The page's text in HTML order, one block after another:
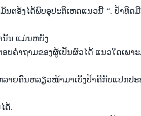
ນຕອ້ງໄດ້ພົບອຸປະຕິເຫດແນວນີ້ “. ປ້າທິດມີ
ນັ້ນ ແມ່ນຫຍັງ
ອບຄຳຖາມຂອງຜູ້ເປັນຜົວໄດ້ ແນວໃດເພາະ
ລາຍຄົນຫລຽວໜ້າມາເບິ່ງປ້າຄືກັບແປກປະ
ໄດ້.